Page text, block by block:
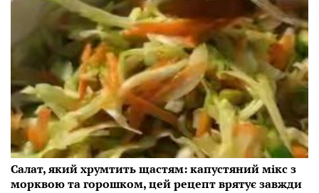
Салат, який хрумтить щастям: капустяний мікс з
морквою та горошком, цей рецепт врятує завжди